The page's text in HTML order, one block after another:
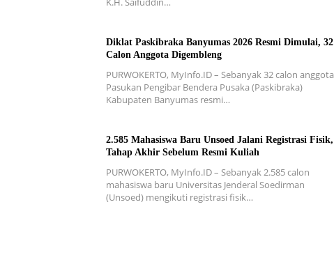
Diklat Paskibraka Banyumas 2026 Resmi Dimulai, 32
Calon Anggota Digembleng
PURWOKERTO, MyInfo.ID – Sebanyak 32 calon anggota
Pasukan Pengibar Bendera Pusaka (Paskibraka)
Kabupaten Banyumas resmi…
2.585 Mahasiswa Baru Unsoed Jalani Registrasi Fisik,
Tahap Akhir Sebelum Resmi Kuliah
PURWOKERTO, MyInfo.ID – Sebanyak 2.585 calon
mahasiswa baru Universitas Jenderal Soedirman
(Unsoed) mengikuti registrasi fisik…